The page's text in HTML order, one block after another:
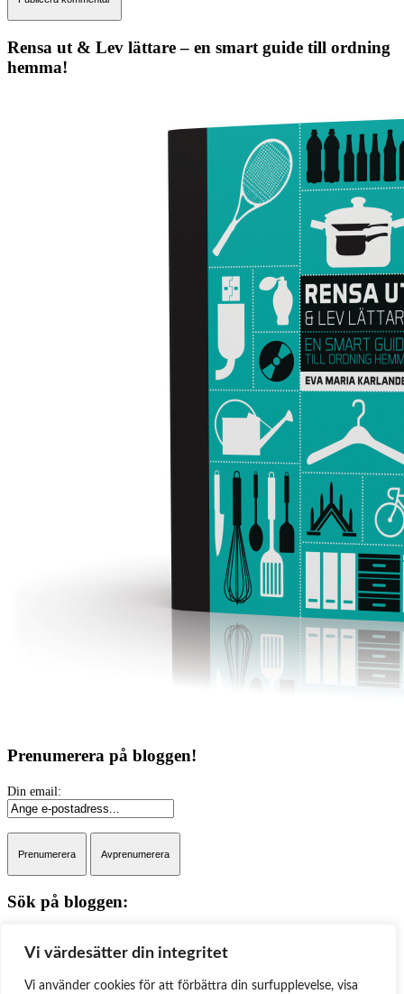
Vi värdesätter din integritet
Vi använder cookies för att förbättra din surfupplevelse, visa
Rensa ut & Lev lättare – en smart guide till ordning
hemma!
Prenumerera på bloggen!
Sök på bloggen:
Sök